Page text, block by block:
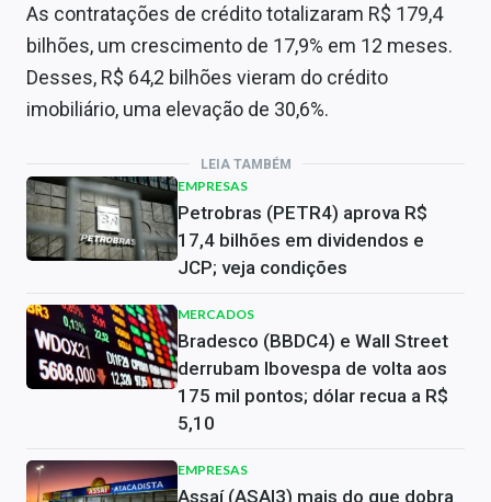
As contratações de crédito totalizaram R$ 179,4
bilhões, um crescimento de 17,9% em 12 meses.
Desses, R$ 64,2 bilhões vieram do crédito
imobiliário, uma elevação de 30,6%.
LEIA TAMBÉM
EMPRESAS
Petrobras (PETR4) aprova R$
17,4 bilhões em dividendos e
JCP; veja condições
MERCADOS
Bradesco (BBDC4) e Wall Street
derrubam Ibovespa de volta aos
175 mil pontos; dólar recua a R$
5,10
EMPRESAS
Assaí (ASAI3) mais do que dobra